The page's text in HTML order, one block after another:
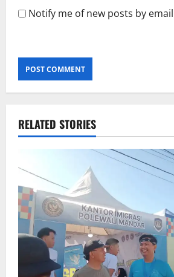
Notify me of new posts by
RELATED STORIES